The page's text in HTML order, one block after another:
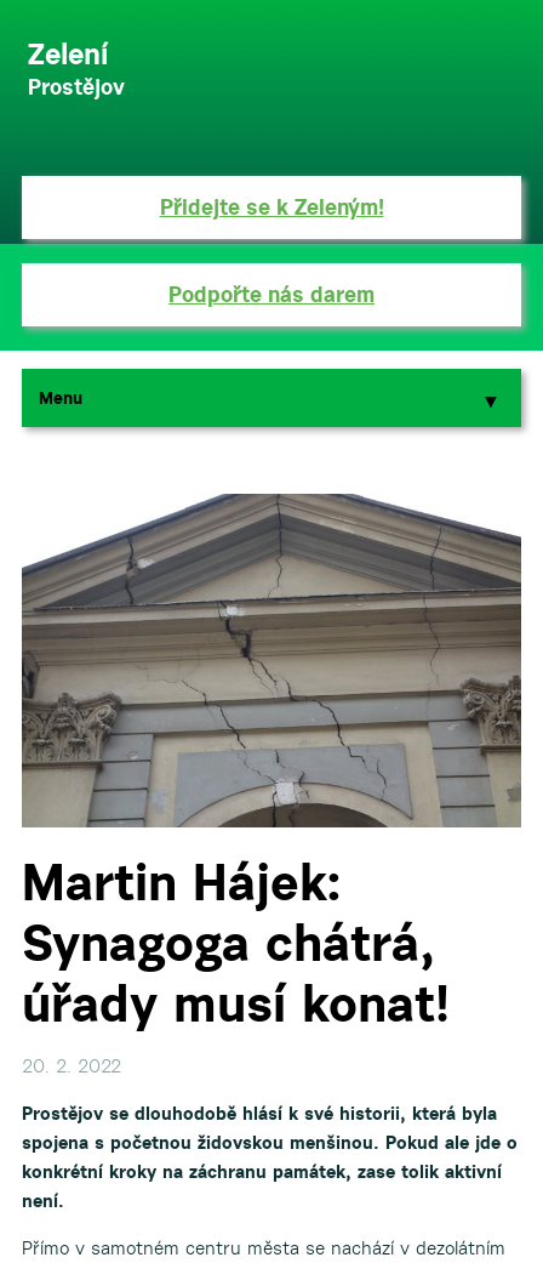
Zelení
Prostějov
Přidejte se k Zeleným!
Podpořte nás darem
Menu ▼
▼
Martin Hájek:
Synagoga chátrá,
úřady musí konat!
20. 2. 2022
Prostějov se dlouhodobě hlásí k své historii, která byla
spojena s početnou židovskou menšinou. Pokud ale jde o
konkrétní kroky na záchranu památek, zase tolik aktivní
není.
Přímo v samotném centru města se nachází v dezolátním